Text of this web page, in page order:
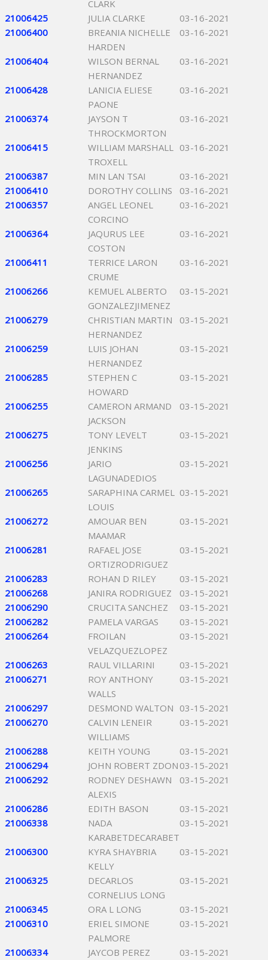
CLARK
21006425
JULIA CLARKE
03-16-2021
21006400
BREANIA NICHELLE
HARDEN
03-16-2021
21006404
WILSON BERNAL
HERNANDEZ
03-16-2021
21006428
LANICIA ELIESE
PAONE
03-16-2021
21006374
JAYSON T
THROCKMORTON
03-16-2021
21006415
WILLIAM MARSHALL
TROXELL
03-16-2021
21006387 MIN LAN TSAI
03-16-2021
21006410
DOROTHY COLLINS
03-16-2021
21006357
ANGEL LEONEL
CORCINO
03-16-2021
21006364
JAQURUS LEE
COSTON
03-16-2021
21006411
TERRICE LARON
CRUME
03-16-2021
21006266
KEMUEL ALBERTO
GONZALEZJIMENEZ
03-15-2021
21006279
CHRISTIAN MARTIN
HERNANDEZ
03-15-2021
21006259
LUIS JOHAN
HERNANDEZ
03-15-2021
21006285
STEPHEN C
HOWARD
03-15-2021
21006255
CAMERON ARMAND
JACKSON
03-15-2021
21006275
TONY LEVELT
JENKINS
03-15-2021
21006256
JARIO
LAGUNADEDIOS
03-15-2021
21006265
SARAPHINA CARMEL
LOUIS
03-15-2021
21006272
AMOUAR BEN
MAAMAR
03-15-2021
21006281
RAFAEL JOSE
ORTIZRODRIGUEZ
03-15-2021
21006283 ROHAN D RILEY
03-15-2021
21006268
JANIRA RODRIGUEZ
03-15-2021
21006290
CRUCITA SANCHEZ
03-15-2021
21006282
PAMELA VARGAS
03-15-2021
21006264
FROILAN
VELAZQUEZLOPEZ
03-15-2021
21006263 RAUL VILLARINI
03-15-2021
21006271
ROY ANTHONY
WALLS
03-15-2021
21006297 DESMOND WALTON 03-15-2021
21006270
CALVIN LENEIR
WILLIAMS
03-15-2021
21006288 KEITH YOUNG
03-15-2021
21006294
JOHN ROBERT ZDON 03-15-2021
21006292
RODNEY DESHAWN
ALEXIS
03-15-2021
21006286 EDITH BASON
03-15-2021
21006338
NADA
KARABETDECARABET
03-15-2021
21006300
KYRA SHAYBRIA
KELLY
03-15-2021
21006325
DECARLOS
CORNELIUS LONG
03-15-2021
21006345 ORA L LONG
03-15-2021
21006310
ERIEL SIMONE
PALMORE
03-15-2021
21006334 JAYCOB PEREZ
03-15-2021